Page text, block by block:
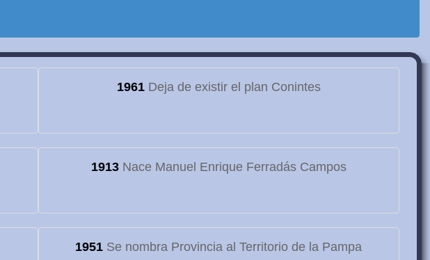
1961Deja de existir el plan Conintes
1913Nace Manuel Enrique Ferradás Campos
1951 Se nombra Provincia al Territorio de la Pampa